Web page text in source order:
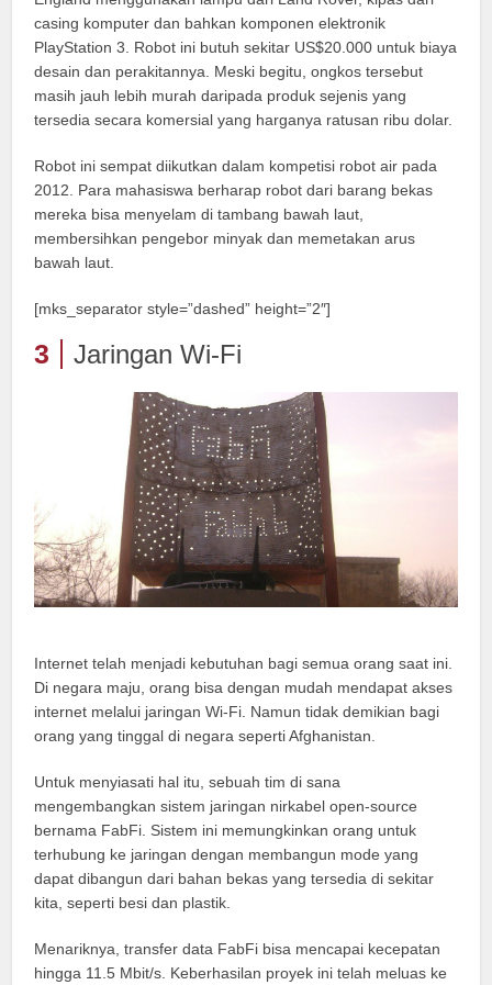
casing komputer dan bahkan komponen elektronik
PlayStation 3. Robot ini butuh sekitar US$20.000 untuk biaya
desain dan perakitannya. Meski begitu, ongkos tersebut
masih jauh lebih murah daripada produk sejenis yang
tersedia secara komersial yang harganya ratusan ribu dolar.
Robot ini sempat diikutkan dalam kompetisi robot air pada
2012. Para mahasiswa berharap robot dari barang bekas
mereka bisa menyelam di tambang bawah laut,
membersihkan pengebor minyak dan memetakan arus
bawah laut.
[mks_separator style=”dashed” height=”2″]
3 Jaringan Wi-Fi
Internet telah menjadi kebutuhan bagi semua orang saat ini.
Di negara maju, orang bisa dengan mudah mendapat akses
internet melalui jaringan Wi-Fi. Namun tidak demikian bagi
orang yang tinggal di negara seperti Afghanistan.
Untuk menyiasati hal itu, sebuah tim di sana
mengembangkan sistem jaringan nirkabel open-source
bernama FabFi. Sistem ini memungkinkan orang untuk
terhubung ke jaringan dengan membangun mode yang
dapat dibangun dari bahan bekas yang tersedia di sekitar
kita, seperti besi dan plastik.
Menariknya, transfer data FabFi bisa mencapai kecepatan
hingga 11.5 Mbit/s. Keberhasilan proyek ini telah meluas ke